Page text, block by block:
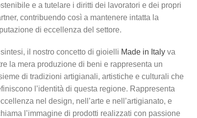
e a tutelare i diritti dei lavoratori e dei propri
contribuendo così a mantenere intatta la
di eccellenza del settore.
sintesi, il nostro concetto di gioielli Made in Italyva
la mera produzione di beni e rappresenta un
di tradizioni artigianali, artistiche e culturali che
l’identità di questa regione. Rappresenta
nel design, nell’arte e nell’artigianato, e
l’immagine di prodotti realizzati con passione